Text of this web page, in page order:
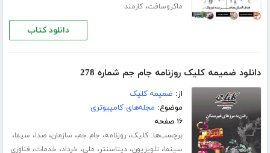
ماکروسافت،کارمند
دانلود کتاب
دانلود ضمیمه کلیک روزنامه جام جم شماره 278
از: ضمیمه کلیک
موضوع: مجله‌های کامپیوتری
۱۶ صفحه
برچسب‌ها:کلیک،روزنامه، جام جم، سازمان،صدا، سیما،
سینما، تلویزیون،دیتاسنتر، ملی، خرداد، خدمات، فناوری